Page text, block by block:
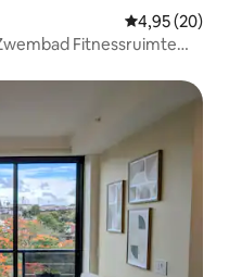
Gemiddelde
4,95 (20)
Fitnessruimte